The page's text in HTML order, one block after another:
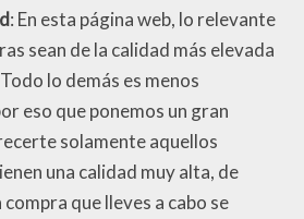
: En esta página web, lo relevante
sean de la calidad más elevada
lo demás es menos
eso que ponemos un gran
solamente aquellos
una calidad muy alta, de
que lleves a cabo se